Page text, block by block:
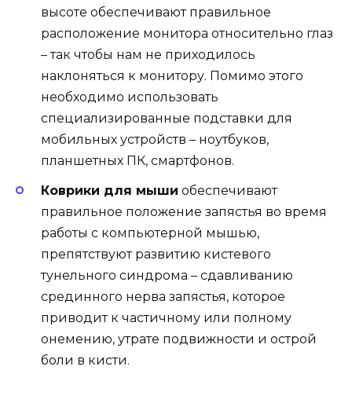
высоте обеспечивают правильное
расположение монитора относительно глаз
– так чтобы нам не приходилось
наклоняться к монитору. Помимо этого
необходимо использовать
специализированные подставки для
мобильных устройств – ноутбуков,
планшетных ПК, смартфонов.
Коврики для мыши обеспечивают
правильное положение запястья во время
работы с компьютерной мышью,
препятствуют развитию кистевого
тунельного синдрома – сдавливанию
срединного нерва запястья, которое
приводит к частичному или полному
онемению, утрате подвижности и острой
боли в кисти.